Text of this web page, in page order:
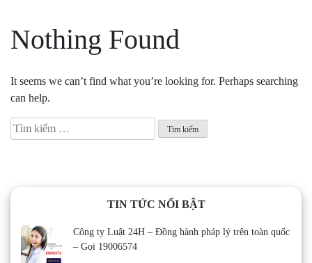
Nothing Found
It seems we can’t find what you’re looking for. Perhaps searching
can help.
Tìm
kiếm
TIN TỨC NỔI BẬT
Công ty Luật 24H – Đồng hành pháp lý trên toàn quốc
– Gọi 19006574